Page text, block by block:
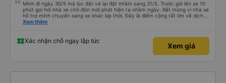
Mình đi ngày 30/5 mà lúc đặt vé lại đặt nhầm sang 31/5. Trước giờ lên xe 10
phút gọi hỏi nhà xe chỗ đón mới phát hiện ra nhầm ngày. Rất mừng vì nhà xe
hỗ trợ mình chuyển sang xe khác kịp thời. Đây là điểm cộng rất lớn về dịch
vụ. Anh tài xế rất tốt bụng, đã giúp mình có một số thông tin hữu ích khi đến
Xem thêm
Xác nhận chỗ ngay lập tức
Xem giá